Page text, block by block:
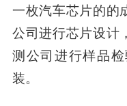
一枚汽车芯片的的
公司进行芯片设计
测公司进行样品
装。